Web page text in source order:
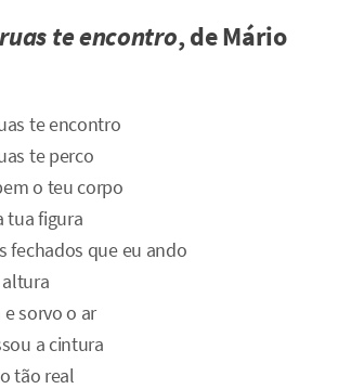
te encontro, de Mário
te encontro
te perco
o teu corpo
tua figura
fechados que eu ando
sorvo o ar
a cintura
tão real